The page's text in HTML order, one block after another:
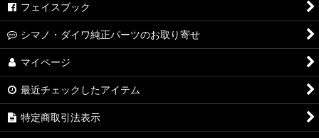
フェイスブック
シマノ・ダイワ純正パーツのお取り寄せ
マイページ
最近チェックしたアイテム
特定商取引法表示